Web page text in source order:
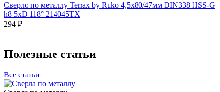
Сверло по металлу Terrax by Ruko 4,5x80/47мм DIN338 HSS-G
h8 5xD 118° 214045TX
294 ₽
Полезные статьи
Все статьи